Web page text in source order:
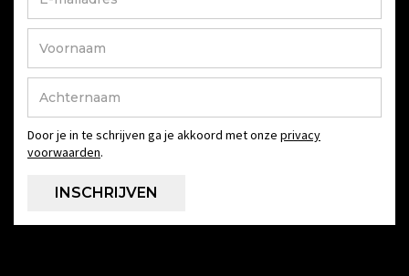
Door je in te schrijven ga je akkoord met onze privacy
voorwaarden.